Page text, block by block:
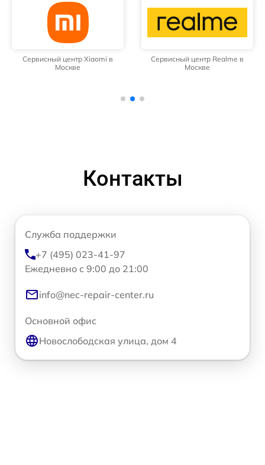
Сервисный центр Xiaomi в
Москве
Сервисный центр Realme в
Москве
Контакты
Служба поддержки
+7 (495) 023-41-97
Ежедневно с 9:00 до 21:00
info@nec-repair-center.ru
Основной офис
Новослободская улица, дом 4